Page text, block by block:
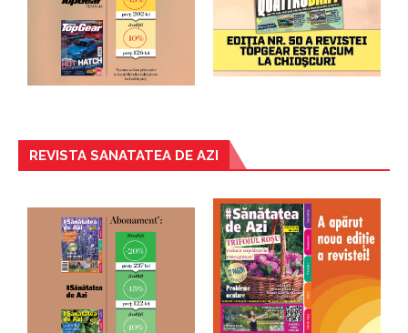
REVISTA SANATATEA DE AZI